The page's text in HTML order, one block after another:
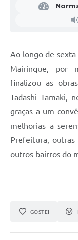
Ao longo de
Mairinque, por
finalizou as
Tadashi Tamaki,
graças a um
melhorias a
Prefeitura, outras
outros bairros do
GOSTEI